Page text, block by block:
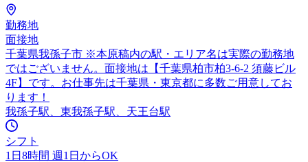
勤務地
面接地
千葉県我孫子市 ※本原稿内の駅・エリア名は実際の勤務地
ではございません。面接地は【千葉県柏市柏3-6-2 須藤ビル
4F】です。お仕事先は千葉県・東京都に多数ご用意してお
ります！
我孫子駅、東我孫子駅、天王台駅
シフト
1日8時間 週1日からOK